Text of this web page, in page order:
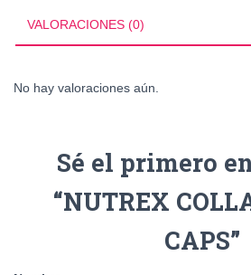
VALORACIONES (0)
No hay valoraciones aún.
Sé el primero
“NUTREX
CAPS”